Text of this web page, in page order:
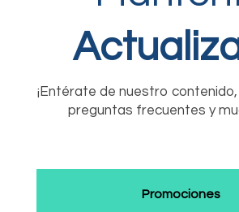
¡Entérate de nuestro
preguntas frecuentes y
Promociones